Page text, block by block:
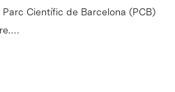
Científic de Barcelona (PCB)